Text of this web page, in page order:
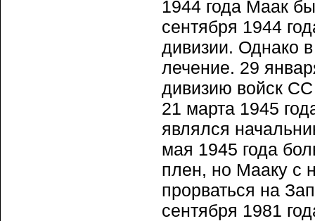
1944 года Маак
сентября 1944
дивизии. Однако
лечение. 29
дивизию войск
21 марта 1945
являлся
мая 1945 года
плен, но Мааку с
прорваться на
сентября 1981